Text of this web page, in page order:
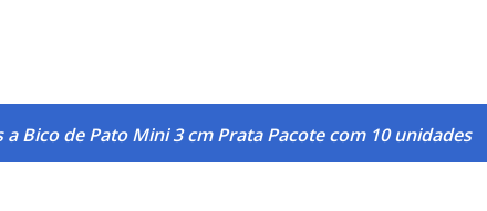
Bico de Pato Mini 3 cm Prata Pacote com 10 unidades